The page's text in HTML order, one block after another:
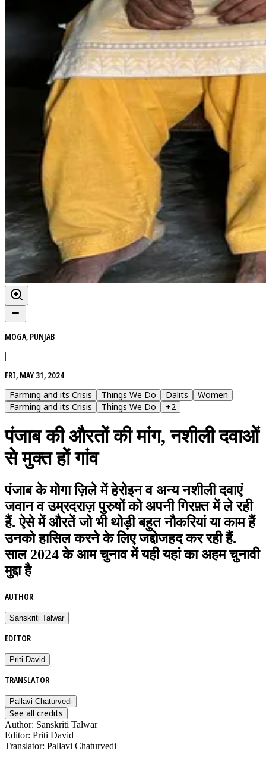
MOGA, PUNJAB
|
FRI, MAY 31, 2024
Farming and its Crisis
Things We Do Dalits
Women
Farming and its Crisis
Things We Do +2
पंजाब की औरतों की मांग, नशीली दवाओं
से मुक्त हों गांव
पंजाब के मोगा ज़िले में हेरोइन व अन्य नशीली दवाएं
जवान व उम्रदराज़ पुरुषों को अपनी गिरफ़्त में ले रही
हैं. ऐसे में औरतें जो भी थोड़ी बहुत नौकरियां या काम हैं
उनको हासिल करने के लिए जद्दोजहद कर रही हैं.
साल 2024 के आम चुनाव में यही यहां का अहम चुनावी
मुद्दा है
AUTHOR
Sanskriti Talwar
EDITOR
Priti David
TRANSLATOR
Pallavi Chaturvedi
See all credits
Author: Sanskriti Talwar
Editor: Priti David
Translator: Pallavi Chaturvedi